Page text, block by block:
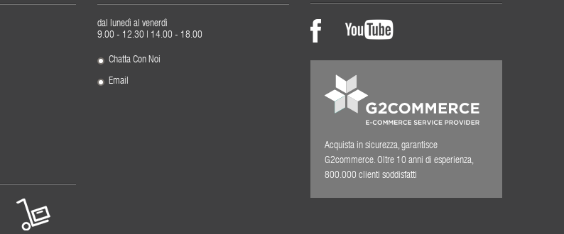
dal lunedì al venerdì
9.00 - 12.30 | 14.00 - 18.00
Chatta Con Noi
Email
Acquista in sicurezza, garantisce
G2commerce. Oltre 10 anni di esperienza,
800.000 clienti soddisfatti